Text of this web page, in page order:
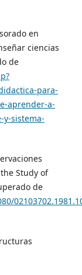
en
ciencias
de
para-
aprender-a-
y-sistema-
Study of
de